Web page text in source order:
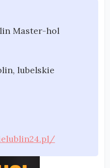
Master-hol
, lubelskie